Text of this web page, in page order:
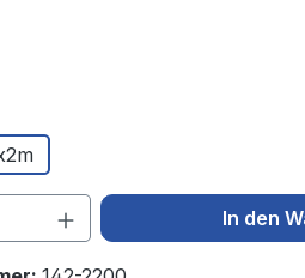
Anzahl: Gib denIn den